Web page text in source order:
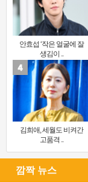
안효섭 ‘작은 얼굴에 잘
생김이 ..
김희애, 세월도 비켜간
고품격 ..
깜짝 뉴스